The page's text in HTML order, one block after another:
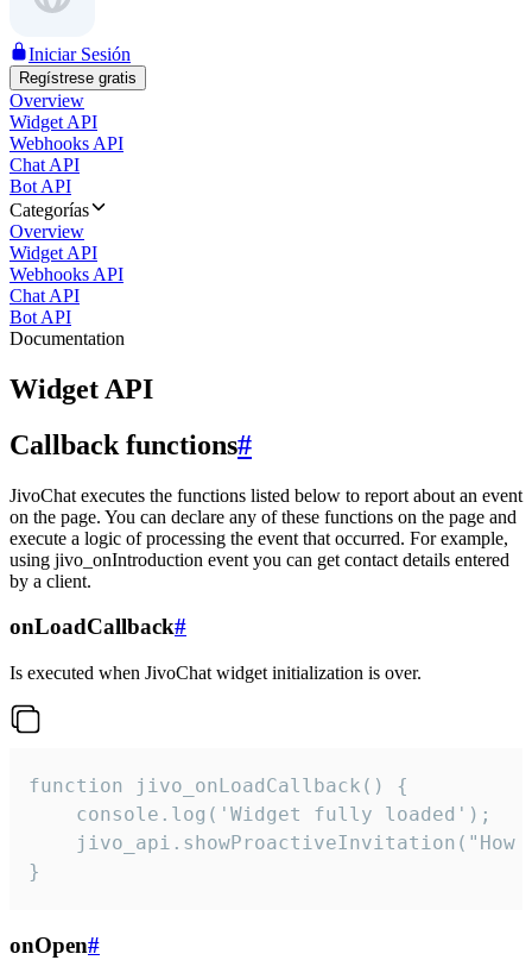
Iniciar Sesión
Regístrese gratis
Overview
Widget API
Webhooks API
Chat API
Bot API
Categorías
Overview
Widget API
Webhooks API
Chat API
Bot API
Documentation
Widget API
Callback functions#
JivoChat executes the functions listed below to report about an event
on the page. You can declare any of these functions on the page and
execute a logic of processing the event that occurred. For example,
using jivo_onIntroduction event you can get contact details entered
by a client.
onLoadCallback#
Is executed when JivoChat widget initialization is over.
function jivo_onLoadCallback() {
    console.log('Widget fully loaded');
jivo_api.showProactiveInvitation("How
}
onOpen#